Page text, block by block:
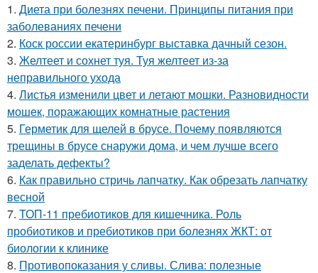
1. Диета при болезнях печени. Принципы питания при
заболеваниях печени
2. Коск россии екатеринбург выставка дачный сезон.
3. Желтеет и сохнет туя. Туя желтеет из-за
неправильного ухода
4. Листья изменили цвет и летают мошки. Разновидности
мошек, поражающих комнатные растения
5. Герметик для щелей в брусе. Почему появляются
трещины в брусе снаружи дома, и чем лучше всего
заделать дефекты?
6. Как правильно стричь лапчатку. Как обрезать лапчатку
весной
7. ТОП-11 пребиотиков для кишечника. Роль
пробиотиков и пребиотиков при болезнях ЖКТ: от
биологии к клинике
8. Противопоказания у сливы. Слива: полезные